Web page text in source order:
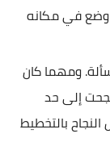
وضع في مكانه
ومهما كان
إلى حد
بالتخطيط